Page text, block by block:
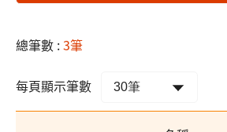
總筆數 :3筆
每頁顯示筆數